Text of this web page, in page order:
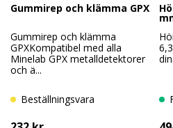
Gummirep och klämma GPX
Gummirep och klämma
GPXKompatibel med alla
Minelab GPX metalldetektorer
och ä...
Beställningsvara